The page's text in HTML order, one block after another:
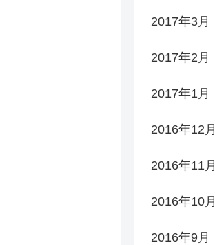
2017年3月
2017年2月
2017年1月
2016年12月
2016年11月
2016年10月
2016年9月